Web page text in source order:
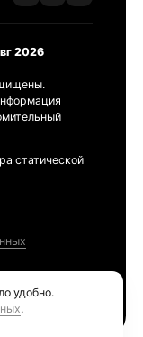
2026
статической
удобно.
.